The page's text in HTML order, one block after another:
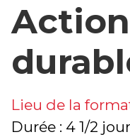
Lieu de la
Durée : 4 1/2